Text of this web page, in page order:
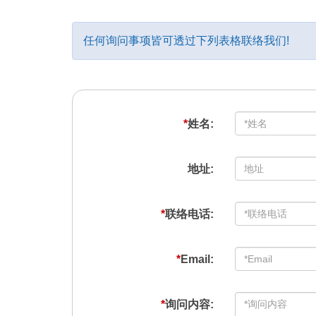
任何询问事项皆可透过下列表格联络我们!
*姓名:
地址:
*联络电话:
*Email:
*询问内容: